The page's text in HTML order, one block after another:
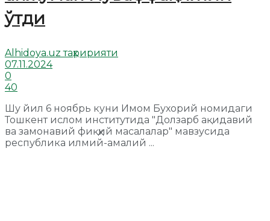
ўтди
Alhidoya.uz таҳририяти
07.11.2024
0
40
Шу йил 6 ноябрь куни Имом Бухорий номидаги
Тошкент ислом институтида "Долзарб ақидавий
ва замонавий фиқҳий масалалар" мавзусида
республика илмий-амалий ...